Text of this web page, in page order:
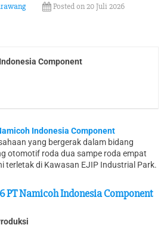
Posted on 20 Juli 2026
Component
Indonesia Component
yang bergerak dalam bidang
otomotif roda dua sampe roda empat
terletak di Kawasan EJIP Industrial Park.
PT Namicoh Indonesia Component